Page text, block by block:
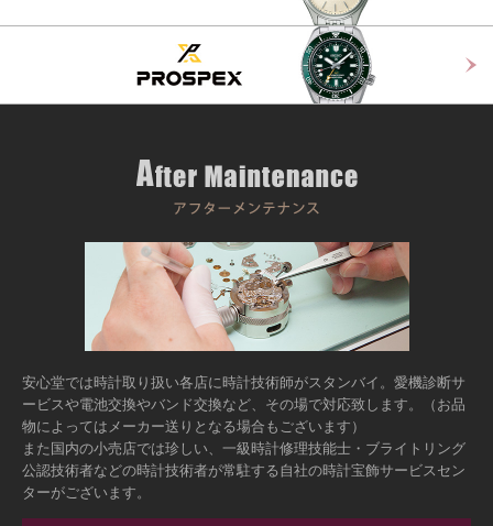
安心堂では時計取り扱い各店に時計技術師がスタンバイ。愛機診断サ
ービスや電池交換やバンド交換など、その場で対応致します。（お品
物によってはメーカー送りとなる場合もございます）
また国内の小売店では珍しい、一級時計修理技能士・ブライトリング
公認技術者などの時計技術者が常駐する自社の時計宝飾サービスセン
ターがございます。